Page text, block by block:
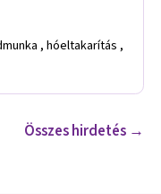
, hóeltakarítás ,
Összes hirdetés →